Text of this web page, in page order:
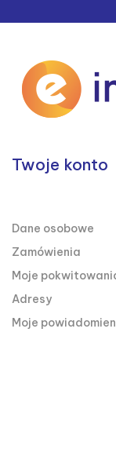
Twoje konto
Dane osobowe
Zamówienia
Moje
Adresy
Moje